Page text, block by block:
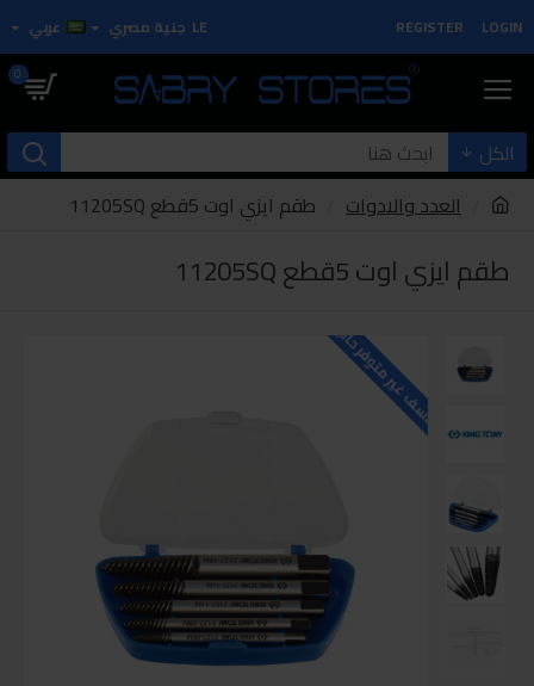
LOGIN
REGISTER
LE جنية مصري عربي
0
الكل
العدد والادوات
طقم ايزي اوت 5قطع 11205SQ
طقم ايزي اوت 5قطع 11205SQ
للاسف غير متوفر حاليا